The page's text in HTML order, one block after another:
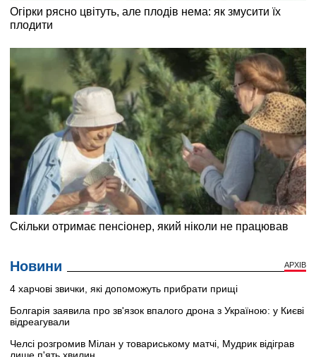
Новини АРХІВ
4 харчові звички, які допоможуть прибрати прищі
Болгарія заявила про зв'язок впалого дрона з Україною: у Києві
відреагували
Челсі розгромив Мілан у товариському матчі, Мудрик відіграв
лише п'ять хвилин